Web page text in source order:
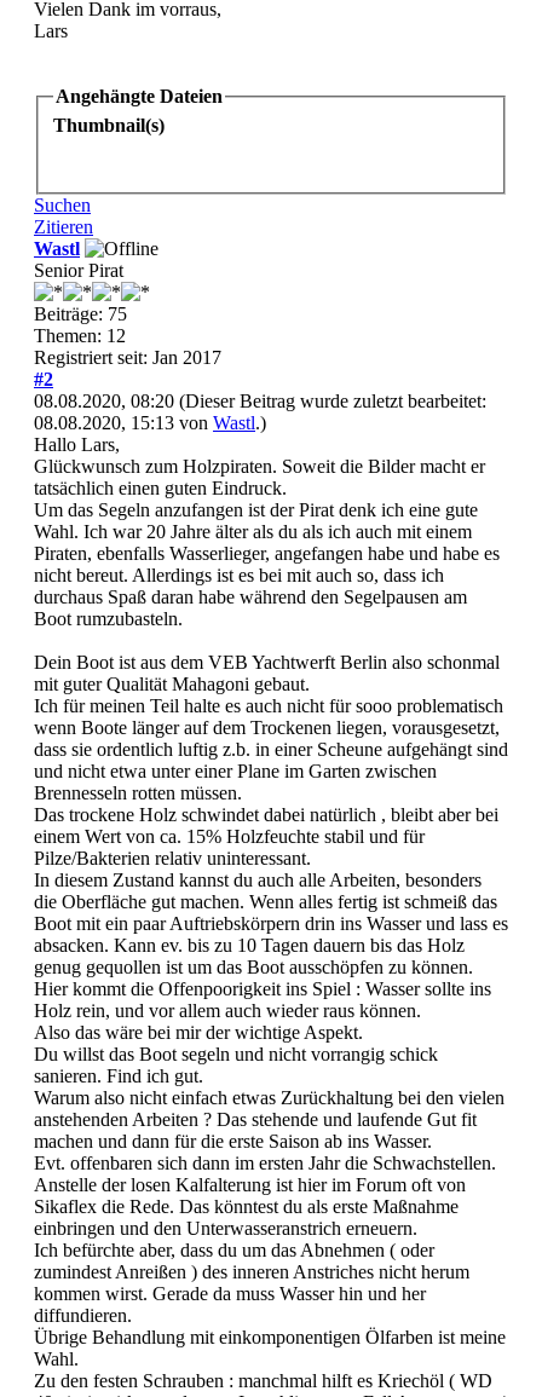
Vielen Dank im vorraus,
Lars
Angehängte Dateien
Thumbnail(s)
Suchen
Zitieren
Wastl
Senior Pirat
Beiträge: 75
Themen: 12
Registriert seit: Jan 2017
#2
08.08.2020, 08:20 (Dieser Beitrag wurde zuletzt bearbeitet:
08.08.2020, 15:13 von Wastl.)
Hallo Lars,
Glückwunsch zum Holzpiraten. Soweit die Bilder macht er
tatsächlich einen guten Eindruck.
Um das Segeln anzufangen ist der Pirat denk ich eine gute
Wahl. Ich war 20 Jahre älter als du als ich auch mit einem
Piraten, ebenfalls Wasserlieger, angefangen habe und habe es
nicht bereut. Allerdings ist es bei mit auch so, dass ich
durchaus Spaß daran habe während den Segelpausen am
Boot rumzubasteln.
Dein Boot ist aus dem VEB Yachtwerft Berlin also schonmal
mit guter Qualität Mahagoni gebaut.
Ich für meinen Teil halte es auch nicht für sooo problematisch
wenn Boote länger auf dem Trockenen liegen, vorausgesetzt,
dass sie ordentlich luftig z.b. in einer Scheune aufgehängt sind
und nicht etwa unter einer Plane im Garten zwischen
Brennesseln rotten müssen.
Das trockene Holz schwindet dabei natürlich , bleibt aber bei
einem Wert von ca. 15% Holzfeuchte stabil und für
Pilze/Bakterien relativ uninteressant.
In diesem Zustand kannst du auch alle Arbeiten, besonders
die Oberfläche gut machen. Wenn alles fertig ist schmeiß das
Boot mit ein paar Auftriebskörpern drin ins Wasser und lass es
absacken. Kann ev. bis zu 10 Tagen dauern bis das Holz
genug gequollen ist um das Boot ausschöpfen zu können.
Hier kommt die Offenpoorigkeit ins Spiel : Wasser sollte ins
Holz rein, und vor allem auch wieder raus können.
Also das wäre bei mir der wichtige Aspekt.
Du willst das Boot segeln und nicht vorrangig schick
sanieren. Find ich gut.
Warum also nicht einfach etwas Zurückhaltung bei den vielen
anstehenden Arbeiten ? Das stehende und laufende Gut fit
machen und dann für die erste Saison ab ins Wasser.
Evt. offenbaren sich dann im ersten Jahr die Schwachstellen.
Anstelle der losen Kalfalterung ist hier im Forum oft von
Sikaflex die Rede. Das könntest du als erste Maßnahme
einbringen und den Unterwasseranstrich erneuern.
Ich befürchte aber, dass du um das Abnehmen ( oder
zumindest Anreißen ) des inneren Anstriches nicht herum
kommen wirst. Gerade da muss Wasser hin und her
diffundieren.
Übrige Behandlung mit einkomponentigen Ölfarben ist meine
Wahl.
Zu den festen Schrauben : manchmal hilft es Kriechöl ( WD